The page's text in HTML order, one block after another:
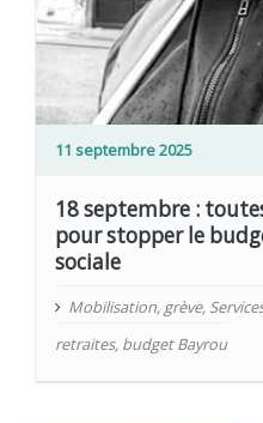
11 septembre 2025
18 septembre :
pour stopper le
sociale
Mobilisation, grève,
retraites, budget Bayrou